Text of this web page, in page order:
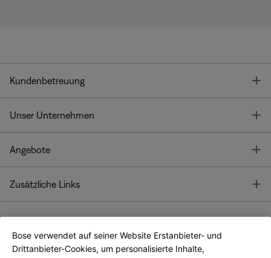
Kundenbetreuung
Unser Unternehmen
Angebote
Zusätzliche Links
Bose App
Bose Connect
App
Bose verwendet auf seiner Website Erstanbieter- und
Drittanbieter-Cookies, um personalisierte Inhalte,